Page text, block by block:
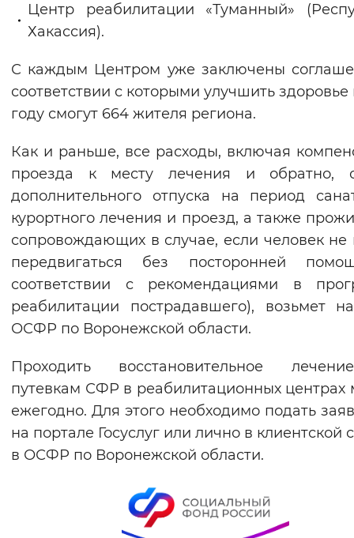
Центр реабилитации «Туманный»
Хакассия).
С каждым Центром уже заключены
соответствии с которыми улучшить здоровье
году смогут 664 жителя региона.
Как и раньше, все расходы, включая
проезда к месту лечения и обратно,
дополнительного отпуска на период
курортного лечения и проезд, а также
сопровождающих в случае, если человек не
передвигаться без посторонней
соответствии с рекомендациями в
реабилитации пострадавшего), возьмет
ОСФР по Воронежской области.
Проходить восстановительное
путевкам СФР в реабилитационных центрах
ежегодно. Для этого необходимо подать
на портале Госуслуг или лично в клиентской
в ОСФР по Воронежской области.